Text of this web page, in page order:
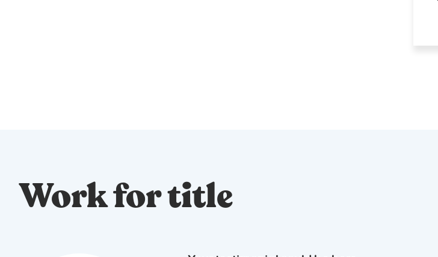
Work for title